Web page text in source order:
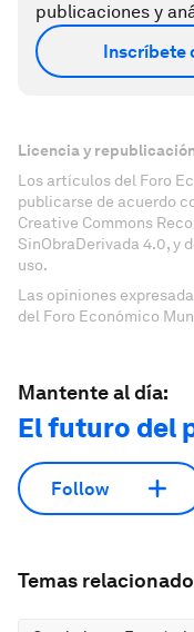
publicaciones y
Inscríbete
Licencia y
Los artículos del Foro
publicarse de acuerdo
Creative Commons
SinObraDerivada 4.0, y
uso.
Las opiniones
del Foro Económico
Mantente al día:
El futuro del
Follow
Temas